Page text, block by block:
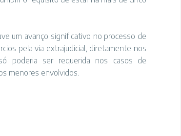
um avanço significativo no processo de
pela via extrajudicial, diretamente nos
poderia ser requerida nos casos de
menores envolvidos.